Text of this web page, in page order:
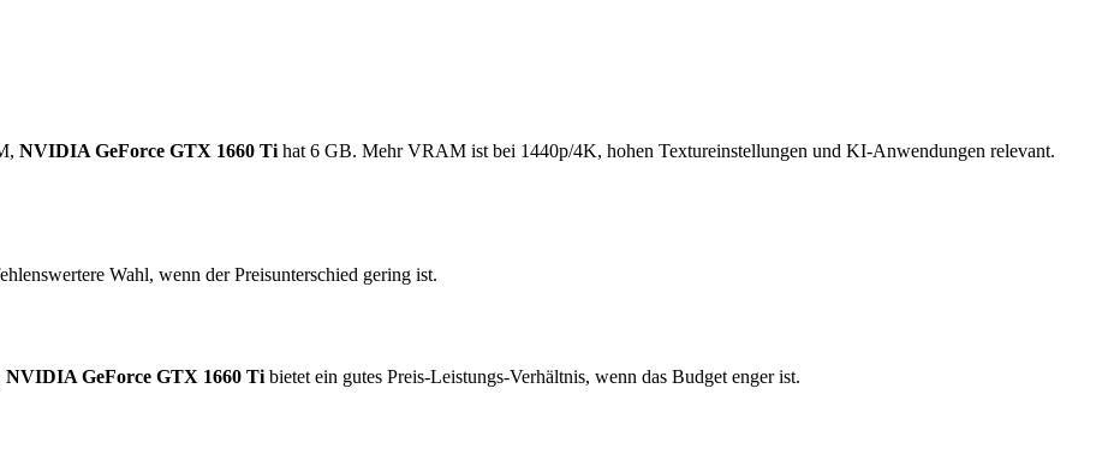
NVIDIA GeForce GTX 1660 Ti hat 6 GB. Mehr VRAM ist bei 1440p/4K, hohen Textureinstellungen und KI-Anwendungen relevant.
Wahl, wenn der Preisunterschied gering ist.
NVIDIA GeForce GTX 1660 Ti bietet ein gutes Preis-Leistungs-Verhältnis, wenn das Budget enger ist.